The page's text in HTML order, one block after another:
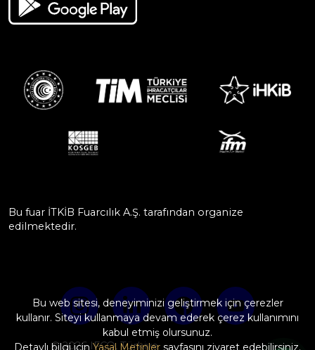
Bu fuar İTKİB Fuarcılık A.Ş. tarafından organize
edilmektedir.
© 2026 IFCO, Türkiye
Bu web sitesi, deneyiminizi geliştirmek için çerezler
kullanır. Siteyi kullanmaya devam ederek çerez kullanımını
kabul etmiş olursunuz.
Detaylı bilgi içinYasal Metinler sayfasını ziyaret edebilirsiniz.